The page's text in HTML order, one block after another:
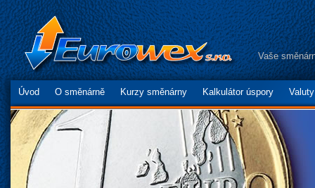
Vaše
Úvod O směnárně Kurzy směnárny Kalkulátor úspory